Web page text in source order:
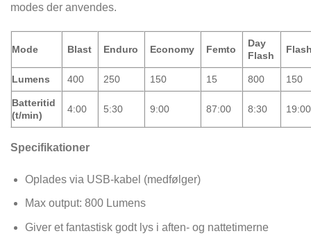
modes der anvendes.
Mode Blast Enduro Economy Femto
Day
Flash
Lumens 400 250 150 15 800 150
Batteritid
(t/min)
4:00 5:30 9:00 87:00 8:30 19:00
Specifikationer
Oplades via USB-kabel (medfølger)
Max output: 800 Lumens
Giver et fantastisk godt lys i aften- og nattetimerne